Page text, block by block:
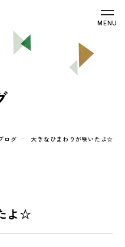
定こども園 たかがみねこ
MENU
ログ 大きなひまわりが咲いたよ☆
よ☆